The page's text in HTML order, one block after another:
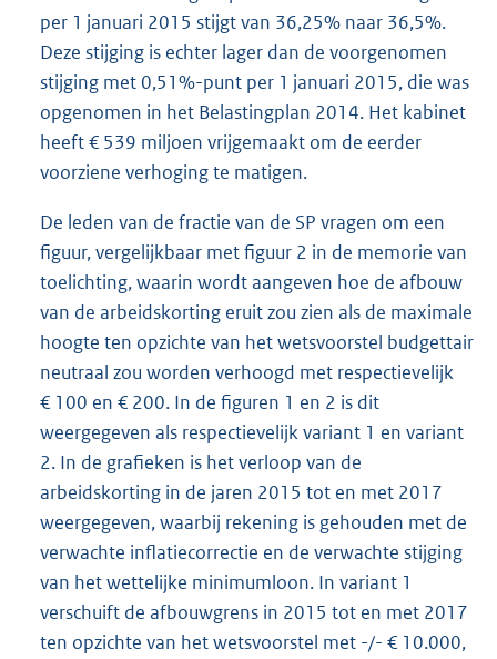
per 1 januari 2015 stijgt van 36,25% naar 36,5%.
Deze stijging is echter lager dan de voorgenomen
stijging met 0,51%-punt per 1 januari 2015, die was
opgenomen in het Belastingplan 2014. Het kabinet
heeft € 539 miljoen vrijgemaakt om de eerder
voorziene verhoging te matigen.
De leden van de fractie van de SP vragen om een
figuur, vergelijkbaar met figuur 2 in de memorie van
toelichting, waarin wordt aangeven hoe de afbouw
van de arbeidskorting eruit zou zien als de maximale
hoogte ten opzichte van het wetsvoorstel budgettair
neutraal zou worden verhoogd met respectievelijk
€ 100 en € 200. In de figuren 1 en 2 is dit
weergegeven als respectievelijk variant 1 en variant
2. In de grafieken is het verloop van de
arbeidskorting in de jaren 2015 tot en met 2017
weergegeven, waarbij rekening is gehouden met de
verwachte inflatiecorrectie en de verwachte stijging
van het wettelijke minimumloon. In variant 1
verschuift de afbouwgrens in 2015 tot en met 2017
ten opzichte van het wetsvoorstel met -/- € 10.000,